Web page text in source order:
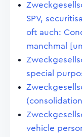
SPV,
oft auch:
manchmal
special
vehicle